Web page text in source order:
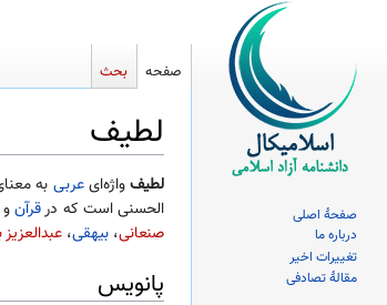
لطیف
پرش
به
ناوبری
پرش
به
جستجو
لطیفواژه‌ایعربی به
الحسنی است که درقرآن
صنعانی، بیهقی،
پانویس
صفحه بحث
صفحهٔ اصلی
درباره ما
تغییرات اخیر
مقالهٔ تصادفی